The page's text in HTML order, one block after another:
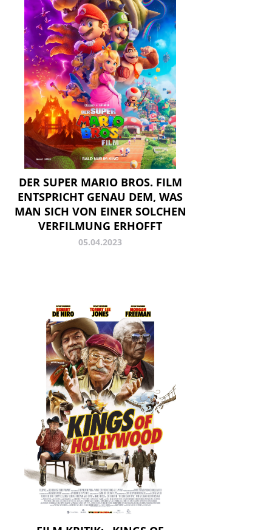
DER SUPER MARIO BROS. FILM
ENTSPRICHT GENAU DEM, WAS
MAN SICH VON EINER SOLCHEN
VERFILMUNG ERHOFFT
05.04.2023